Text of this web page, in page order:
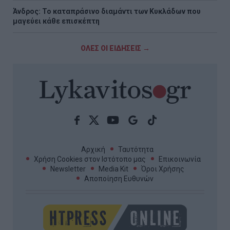
Άνδρος: Το καταπράσινο διαμάντι των Κυκλάδων που
μαγεύει κάθε επισκέπτη
ΟΛΕΣ ΟΙ ΕΙΔΗΣΕΙΣ →
Αρχική
Ταυτότητα
Χρήση Cookies στον Ιστότοπο μας
Επικοινωνία
Newsletter
Media Kit
Όροι Χρήσης
Αποποίηση Ευθυνών